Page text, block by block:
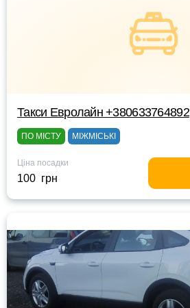
Такси Евролайн +380633764892
ПО МІСТУ МІЖМІСЬКІ
Ціна посадки
100 грн